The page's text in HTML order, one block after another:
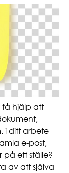
få hjälp att
i ditt arbete
e-post,
på ett ställe?
av att själva